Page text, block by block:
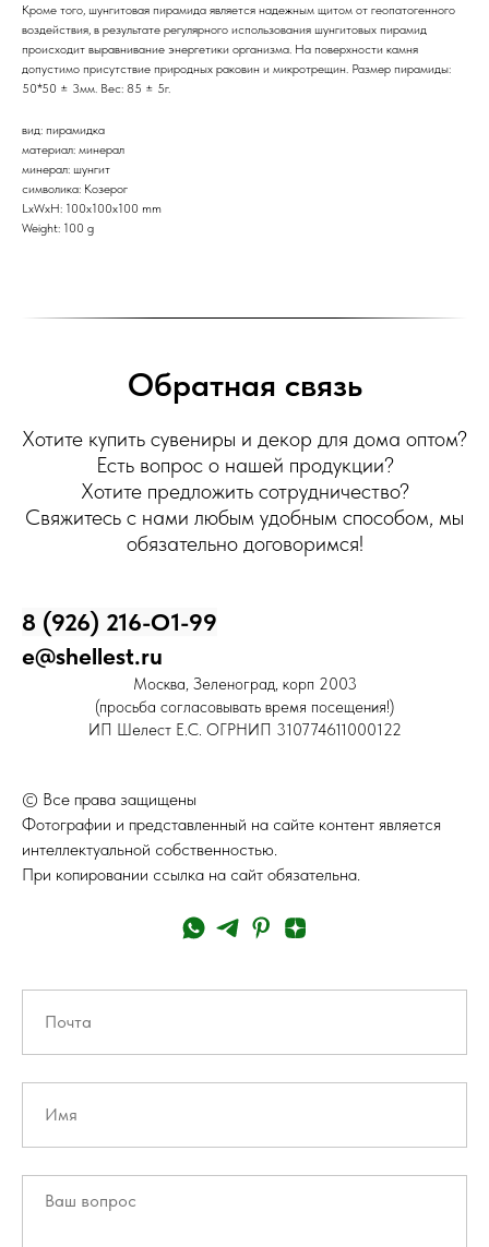
Кроме того, шунгитовая пирамида является надежным щитом от геопатогенного
воздействия, в результате регулярного использования шунгитовых пирамид
происходит выравнивание энергетики организма. На поверхности камня
допустимо присутствие природных раковин и микротрещин. Размер пирамиды:
50*50 ± 3мм. Вес: 85 ± 5г.
вид: пирамидка
материал: минерал
минерал: шунгит
символика: Козерог
LxWxH: 100x100x100 mm
Weight: 100 g
Обратная связь
Хотите купить сувениры и декор для дома оптом?
Есть вопрос о нашей продукции?
Хотите предложить сотрудничество?
Свяжитесь с нами любым удобным способом, мы
обязательно договоримся!
8 (926) 216-О1-99
e@shellest.ru
Москва, Зеленоград, корп 2003
(просьба согласовывать время посещения!)
ИП Шелест Е.С. ОГРНИП 310774611000122
© Все права защищены
Фотографии и представленный на сайте контент является
интеллектуальной собственностью.
При копировании ссылка на сайт обязательна.